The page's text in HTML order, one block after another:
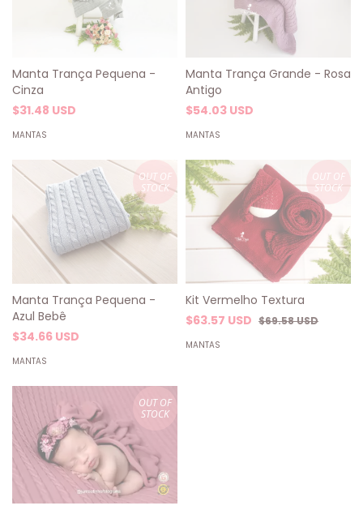
Manta Trança Pequena -
Cinza
$31.48 USD
MANTAS
Manta Trança Grande - Rosa
Antigo
$54.03 USD
MANTAS
OUT OF
STOCK
Manta Trança Pequena -
Azul Bebê
$34.66 USD
MANTAS
OUT OF
STOCK
Kit Vermelho Textura
$63.57 USD $69.58 USD
MANTAS
OUT OF
STOCK